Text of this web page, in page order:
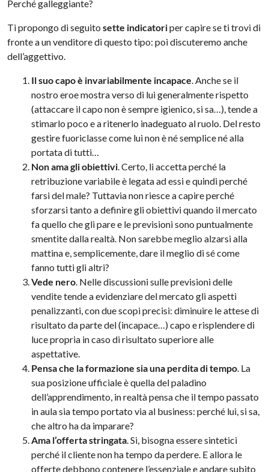
Perché galleggiante?
Ti propongo di seguitosette indicatoriper capire se ti trovi di
fronte a un venditore di questo tipo: poi discuteremo anche
dell’aggettivo.
Il suo capo è invariabilmente incapace . Anche se il
nostro eroe mostra verso di lui generalmente rispetto
(attaccare il capo non è sempre igienico, si sa…), tende a
stimarlo poco e a ritenerlo inadeguato al ruolo. Del resto
gestire fuoriclasse come lui non è né semplice né alla
portata di tutti…
Non ama gli obiettivi . Certo, li accetta perché la
retribuzione variabile è legata ad essi e quindi perché
farsi del male? Tuttavia non riesce a capire perché
sforzarsi tanto a definire gli obiettivi quando il mercato
fa quello che gli pare e le previsioni sono puntualmente
smentite dalla realtà. Non sarebbe meglio alzarsi alla
mattina e, semplicemente, dare il meglio di sé come
fanno tutti gli altri?
Vede nero . Nelle discussioni sulle previsioni delle
vendite tende a evidenziare del mercato gli aspetti
penalizzanti, con due scopi precisi: diminuire le attese di
risultato da parte del (incapace…) capo e risplendere di
luce propria in caso di risultato superiore alle
aspettative.
Pensa che la formazione sia una perdita di tempo . La
sua posizione ufficiale è quella del paladino
dell’apprendimento, in realtà pensa che il tempo passato
in aula sia tempo portato via al business: perché lui, si sa,
che altro ha da imparare?
Ama l’offerta stringata . Si, bisogna essere sintetici
perché il cliente non ha tempo da perdere. E allora le
offerte debbono contenere l’essenziale e andare subito